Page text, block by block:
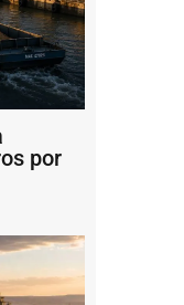
por